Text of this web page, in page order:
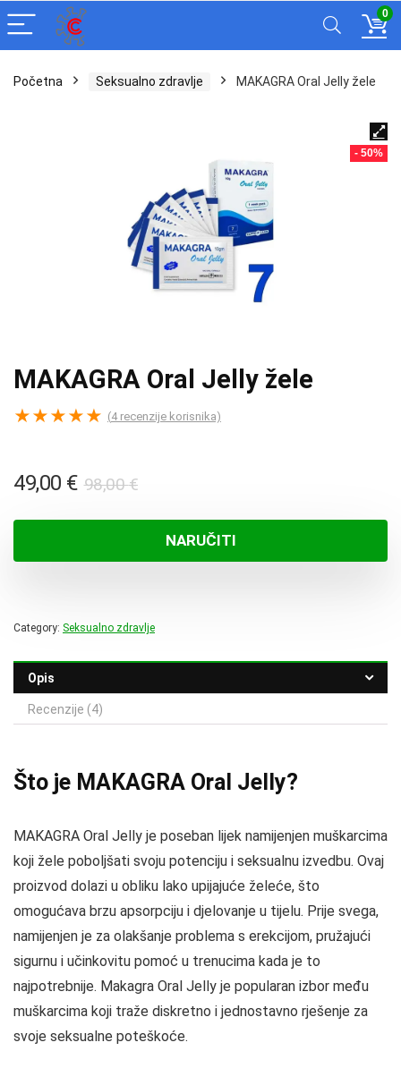
0
Početna Seksualno zdravlje MAKAGRA Oral Jelly žele
- 50%
MAKAGRA Oral Jelly žele
★★★★★ (4recenzije korisnika)
98,00€Izvorna
bila
je:
49,00 €
Trenutna
49,00 €.
NARUČITI
Category: Seksualno zdravlje
Opis
Recenzije (4)
Što je MAKAGRA Oral Jelly?
MAKAGRA Oral Jelly je poseban lijek namijenjen muškarcima
koji žele poboljšati svoju potenciju i seksualnu izvedbu. Ovaj
proizvod dolazi u obliku lako upijajuće želeće, što
omogućava brzu apsorpciju i djelovanje u tijelu. Prije svega,
namijenjen je za olakšanje problema s erekcijom, pružajući
sigurnu i učinkovitu pomoć u trenucima kada je to
najpotrebnije. Makagra Oral Jelly je popularan izbor među
muškarcima koji traže diskretno i jednostavno rješenje za
svoje seksualne poteškoće.